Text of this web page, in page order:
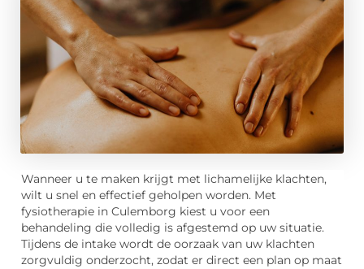
Wanneer u te maken krijgt met lichamelijke klachten,
wilt u snel en effectief geholpen worden. Met
fysiotherapie in Culemborg kiest u voor een
behandeling die volledig is afgestemd op uw situatie.
Tijdens de intake wordt de oorzaak van uw klachten
zorgvuldig onderzocht, zodat er direct een plan op maat